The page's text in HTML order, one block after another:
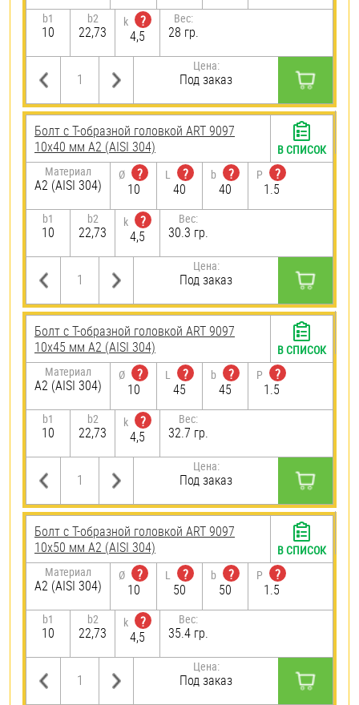
b1
10
b2
22,73
k
?
4,5
Вес:
28 гр.
Цена:
Под заказ
Болт с Т-образной головкой ART 9097
10х40 мм А2 (AISI 304)
Материал
А2 (AISI 304)
Ø
?
10
L
?
40
b
?
40
P
?
1.5
b1
10
b2
22,73
k
?
4,5
Вес:
30.3 гр.
Цена:
Под заказ
В СПИСОК
Болт с Т-образной головкой ART 9097
10х45 мм А2 (AISI 304)
Материал
А2 (AISI 304)
Ø
?
10
L
?
45
b
?
45
P
?
1.5
b1
10
b2
22,73
k
?
4,5
Вес:
32.7 гр.
Цена:
Под заказ
В СПИСОК
Болт с Т-образной головкой ART 9097
10х50 мм А2 (AISI 304)
Материал
А2 (AISI 304)
Ø
?
10
L
?
50
b
?
50
P
?
1.5
b1
10
b2
22,73
k
?
4,5
Вес:
35.4 гр.
Цена:
Под заказ
В СПИСОК